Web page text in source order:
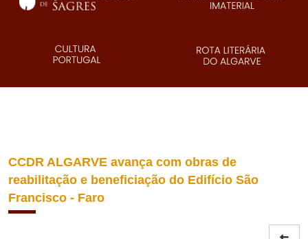
CCDR ALGARVE avança com obras de
reabilitação e beneficiação do Edifício São
Francisco - Faro